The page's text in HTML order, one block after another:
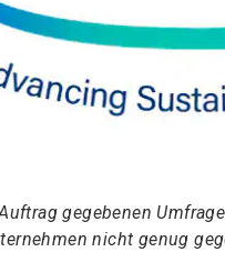
gegebenen
nicht genug